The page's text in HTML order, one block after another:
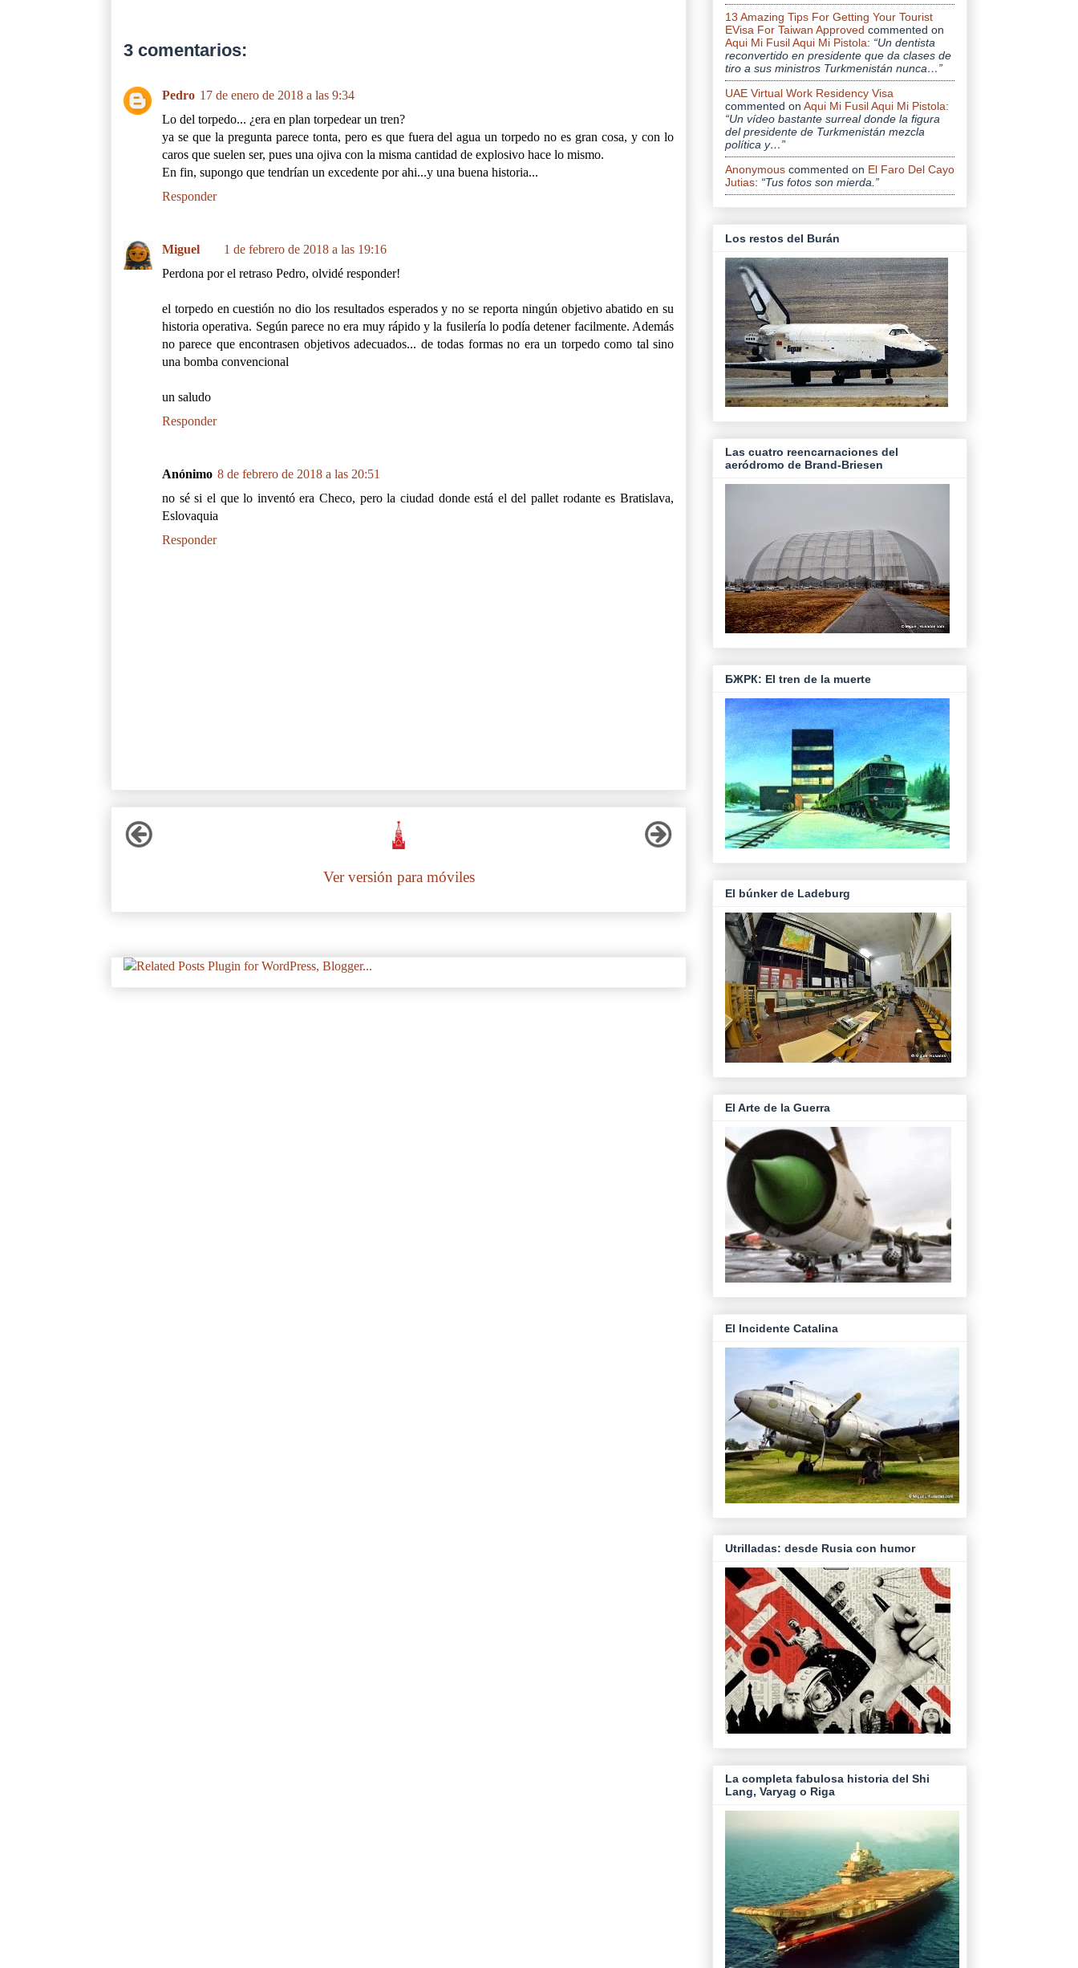
3 comentarios:
Pedro 17 de enero de 2018 a las 9:34
Lo del torpedo... ¿era en plan torpedear un tren?
ya se que la pregunta parece tonta, pero es que fuera del agua un torpedo no es gran cosa, y con lo
caros que suelen ser, pues una ojiva con la misma cantidad de explosivo hace lo mismo.
En fin, supongo que tendrían un excedente por ahi...y una buena historia...
Responder
Miguel
1 de febrero de 2018 a las 19:16
Perdona por el retraso Pedro, olvidé responder!
el torpedo en cuestión no dio los resultados esperados y no se reporta ningún objetivo abatido en su
historia operativa. Según parece no era muy rápido y la fusilería lo podía detener facilmente. Además
no parece que encontrasen objetivos adecuados... de todas formas no era un torpedo como tal sino
una bomba convencional
un saludo
Responder
Anónimo 8 de febrero de 2018 a las 20:51
no sé si el que lo inventó era Checo, pero la ciudad donde está el del pallet rodante es Bratislava,
Eslovaquia
Responder
Ver versión para móviles
13 Amazing Tips For Getting Your Tourist
EVisa For Taiwan Approved commented on
Aqui Mi Fusil Aqui Mi Pistola: “Un dentista
reconvertido en presidente que da clases de
tiro a sus ministros Turkmenistán nunca…”
UAE Virtual Work Residency Visa
commented on Aqui Mi Fusil Aqui Mi Pistola:
“Un vídeo bastante surreal donde la figura
del presidente de Turkmenistán mezcla
política y…”
Anonymous commented on El Faro Del Cayo
Jutias: “Tus fotos son mierda.”
Los restos del Burán
Las cuatro reencarnaciones del
aeródromo de Brand-Briesen
БЖРК: El tren de la muerte
El búnker de Ladeburg
El Arte de la Guerra
El Incidente Catalina
Utrilladas: desde Rusia con humor
La completa fabulosa historia del Shi
Lang, Varyag o Riga